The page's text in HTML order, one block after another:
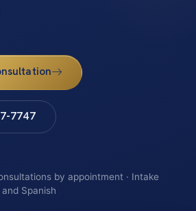
7747
by appointment · Intake
Spanish